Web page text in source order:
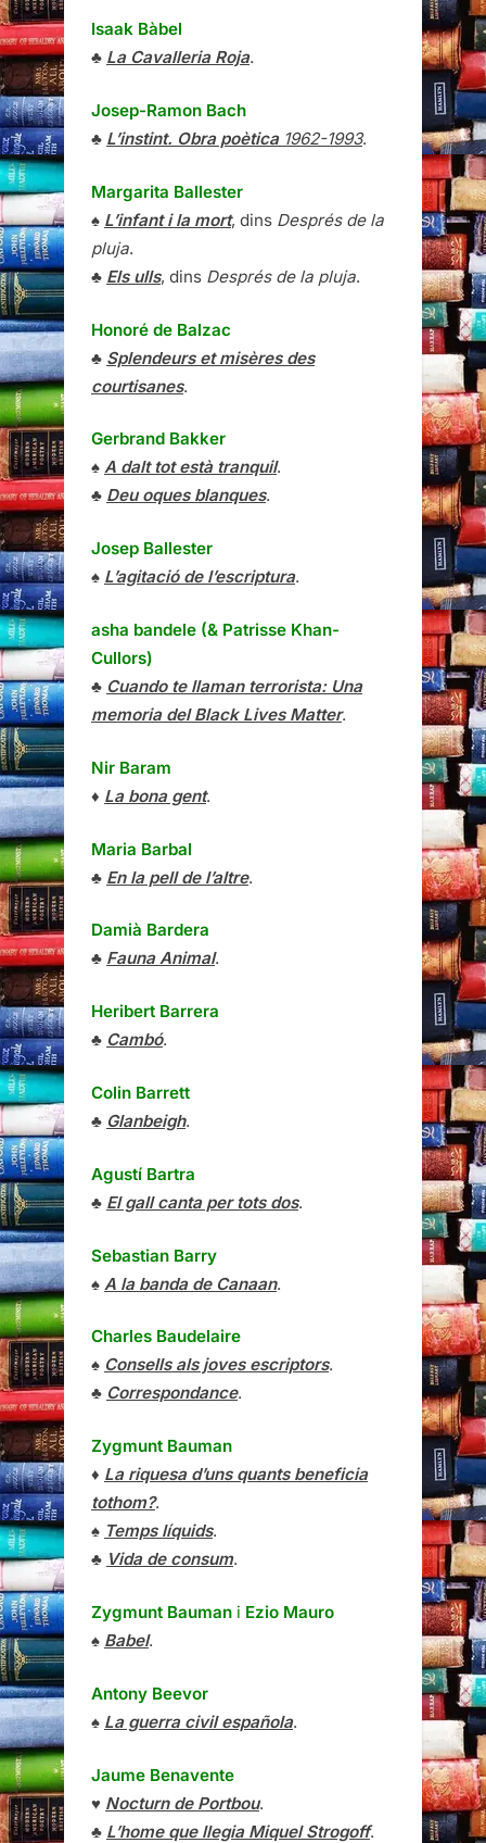
Isaak Bàbel
♣ La Cavalleria Roja.
Josep-Ramon Bach
♣ L’instint. Obra poètica1962-1993.
Margarita Ballester
♠ L’infant i la mort, dins Després de la
pluja.
♣ Els ulls, dins Després de la pluja.
Honoré de Balzac
♣ Splendeurs et misères des
courtisanes.
Gerbrand Bakker
♠ A dalt tot està tranquil.
♣ Deu oques blanques.
Josep Ballester
♠ L’agitació de l’escriptura.
asha bandele (& Patrisse Khan-
Cullors)
♣ Cuando te llaman terrorista: Una
memoria del Black Lives Matter.
Nir Baram
♦ La bona gent.
Maria Barbal
♣ En la pell de l’altre.
Damià Bardera
♣ Fauna Animal.
Heribert Barrera
♣ Cambó.
Colin Barrett
♣ Glanbeigh.
Agustí Bartra
♣ El gall canta per tots dos.
Sebastian Barry
♠ A la banda de Canaan.
Charles Baudelaire
♠ Consells als joves escriptors.
♣ Correspondance.
Zygmunt Bauman
♦ La riquesa d’uns quants beneficia
tothom?.
♠ Temps líquids.
♣ Vida de consum.
Zygmunt Bauman i Ezio Mauro
♠ Babel.
Antony Beevor
♠ La guerra civil española.
Jaume Benavente
♥ Nocturn de Portbou.
♣ L’home que llegia Miquel Strogoff.